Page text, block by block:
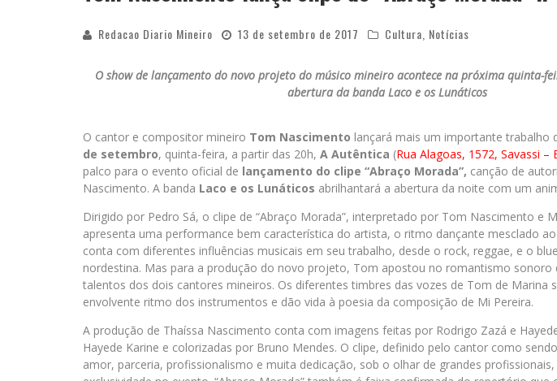
Redacao Diario Mineiro 13 de setembro de 2017 Cultura Notícias
O show de lançamento do novo projeto do músico mineiro acontece na próxima quinta-
abertura da banda Laco e os Lunáticos
O cantor e compositor mineiro Tom Nascimento lançará mais um importante trabalho
de setembro, quinta-feira, a partir das 20h, A Autêntica (Rua Alagoas, 1572, Savassi –
palco para o evento oficial de lançamento do clipe “Abraço Morada”, canção de
Nascimento. A banda Laco e os Lunáticos abrilhantará a abertura da noite com um
Dirigido por Pedro Sá, o clipe de “Abraço Morada”, interpretado por Tom Nascimento e
apresenta uma performance bem característica do artista, o ritmo dançante mesclado
conta com diferentes influências musicais em seu trabalho, desde o rock, reggae, e o
nordestina. Mas para a produção do novo projeto, Tom apostou no romantismo sonoro
talentos dos dois cantores mineiros. Os diferentes timbres das vozes de Tom de Marina
envolvente ritmo dos instrumentos e dão vida à poesia da composição de Mi Pereira.
A produção de Thaíssa Nascimento conta com imagens feitas por Rodrigo Zazá e
Hayede Karine e colorizadas por Bruno Mendes. O clipe, definido pelo cantor como
amor, parceria, profissionalismo e muita dedicação, sob o olhar de grandes